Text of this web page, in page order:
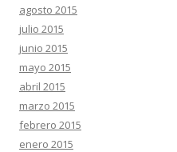
agosto 2015
julio 2015
junio 2015
mayo 2015
abril 2015
marzo 2015
febrero 2015
enero 2015